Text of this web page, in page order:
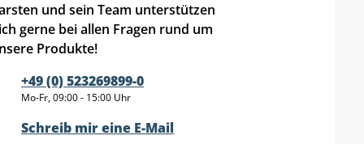
und sein Team unterstützen
gerne bei allen Fragen rund um
Produkte!
+49 (0) 523269899-0
Mo-Fr, 09:00 - 15:00 Uhr
Schreib mir eine E-Mail